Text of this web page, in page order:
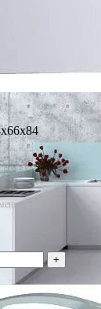
+